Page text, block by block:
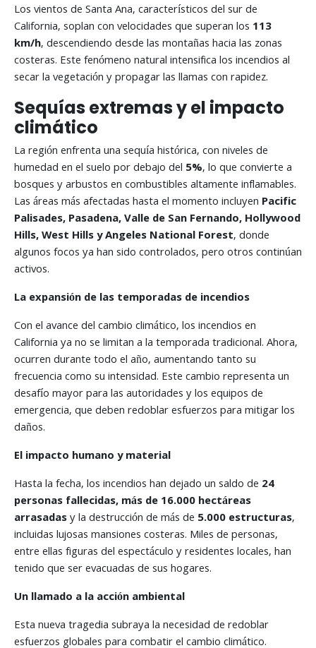
Los vientos de Santa Ana, característicos del sur de
California, soplan con velocidades que superan los 113
km/h, descendiendo desde las montañas hacia las zonas
costeras. Este fenómeno natural intensifica los incendios al
secar la vegetación y propagar las llamas con rapidez.
Sequías extremas y el impacto
climático
La región enfrenta una sequía histórica, con niveles de
humedad en el suelo por debajo del 5%, lo que convierte a
bosques y arbustos en combustibles altamente inflamables.
Las áreas más afectadas hasta el momento incluyen Pacific
Palisades, Pasadena, Valle de San Fernando, Hollywood
Hills, West Hills y Angeles National Forest, donde
algunos focos ya han sido controlados, pero otros continúan
activos.
La expansión de las temporadas de incendios
Con el avance del cambio climático, los incendios en
California ya no se limitan a la temporada tradicional. Ahora,
ocurren durante todo el año, aumentando tanto su
frecuencia como su intensidad. Este cambio representa un
desafío mayor para las autoridades y los equipos de
emergencia, que deben redoblar esfuerzos para mitigar los
daños.
El impacto humano y material
Hasta la fecha, los incendios han dejado un saldo de 24
personas fallecidas, más de 16.000 hectáreas
arrasadasy la destrucción de más de 5.000 estructuras,
incluidas lujosas mansiones costeras. Miles de personas,
entre ellas figuras del espectáculo y residentes locales, han
tenido que ser evacuadas de sus hogares.
Un llamado a la acción ambiental
Esta nueva tragedia subraya la necesidad de redoblar
esfuerzos globales para combatir el cambio climático.